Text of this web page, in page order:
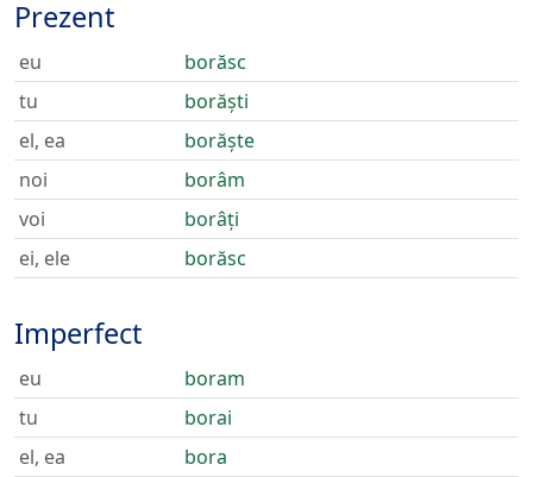
Prezent
eu
borăsc
tu
borăști
el, ea
borăște
noi
borâm
voi
borâți
ei, ele
borăsc
Imperfect
eu
boram
tu
borai
el, ea
bora